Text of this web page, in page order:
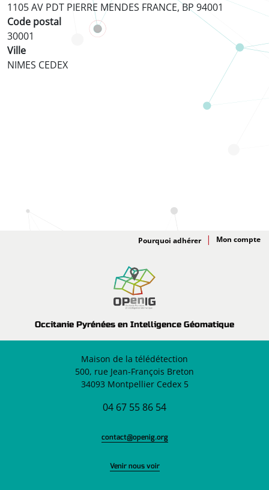
1105 AV PDT PIERRE MENDES FRANCE, BP 94001
Code postal
30001
Ville
NIMES CEDEX
Occitanie Pyrénées en Intelligence Géomatique
Adhésion
Pourquoi adhérer
Maison de la télédétection
500, rue Jean-François Breton
34093 Montpellier Cedex 5
04 67 55 86 54
contact@openig.org
Venir nous voir